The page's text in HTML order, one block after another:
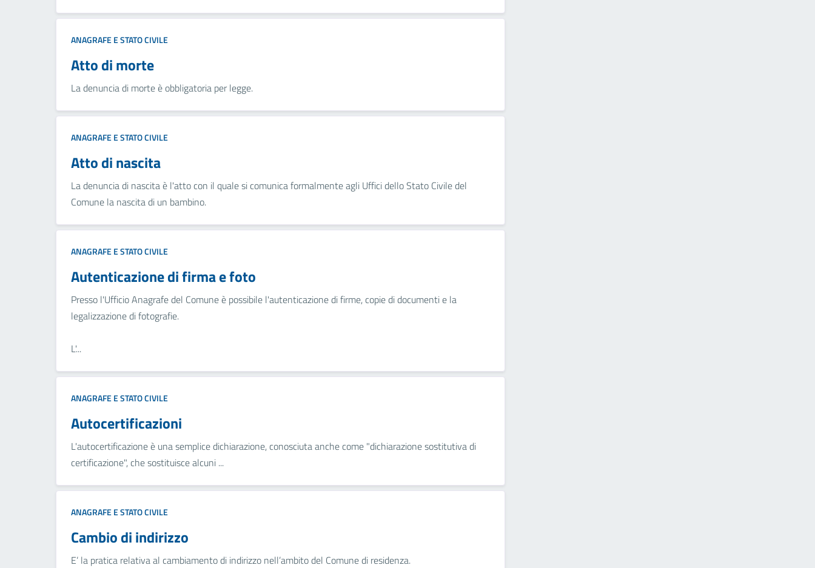
ANAGRAFE E STATO CIVILE
Atto di morte
La denuncia di morte è obbligatoria per legge.
ANAGRAFE E STATO CIVILE
Atto di nascita
La denuncia di nascita è l'atto con il quale si comunica formalmente agli Uffici dello Stato Civile del
Comune la nascita di un bambino.
ANAGRAFE E STATO CIVILE
Autenticazione di firma e foto
Presso l'Ufficio Anagrafe del Comune è possibile l'autenticazione di firme, copie di documenti e la
legalizzazione di fotografie.
L'...
ANAGRAFE E STATO CIVILE
Autocertificazioni
L'autocertificazione è una semplice dichiarazione, conosciuta anche come "dichiarazione sostitutiva di
certificazione", che sostituisce alcuni ...
ANAGRAFE E STATO CIVILE
Cambio di indirizzo
E’ la pratica relativa al cambiamento di indirizzo nell’ambito del Comune di residenza.